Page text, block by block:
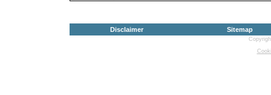
Disclaimer Sitemap